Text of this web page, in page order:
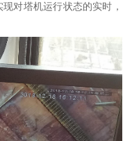
对塔机运行状态的实时，